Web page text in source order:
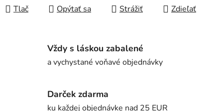
Tlač Opýtať sa Strážiť Zdieľať
Vždy s láskou zabalené
a vychystané voňavé objednávky
Darček zdarma
ku každej objednávke nad 25 EUR